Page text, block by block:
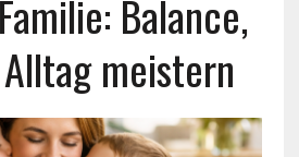
Balance,
meistern